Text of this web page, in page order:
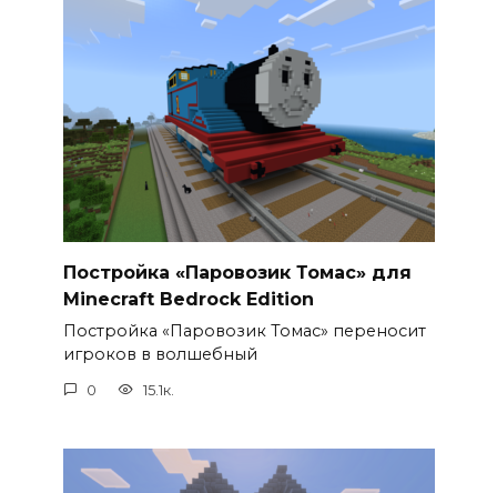
Постройка «Паровозик Томас» для
Minecraft Bedrock Edition
Постройка «Паровозик Томас» переносит
игроков в волшебный
0 15.1к.